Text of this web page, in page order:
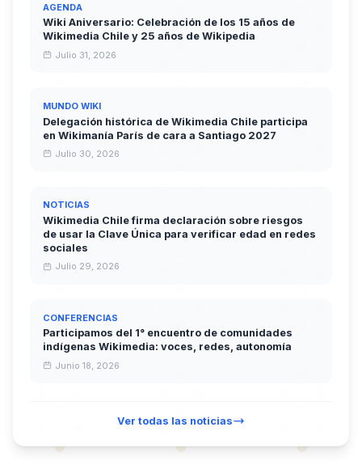
AGENDA
Wiki Aniversario: Celebración de los 15 años de
Wikimedia Chile y 25 años de Wikipedia
Julio 31, 2026
MUNDO WIKI
Delegación histórica de Wikimedia Chile participa
en Wikimanía París de cara a Santiago 2027
Julio 30, 2026
NOTICIAS
Wikimedia Chile firma declaración sobre riesgos
de usar la Clave Única para verificar edad en redes
sociales
Julio 29, 2026
CONFERENCIAS
Participamos del 1° encuentro de comunidades
indígenas Wikimedia: voces, redes, autonomía
Junio 18, 2026
Ver todas las noticias